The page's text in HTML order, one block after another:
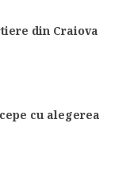
din Craiova
cu alegerea